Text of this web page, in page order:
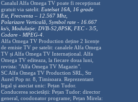
Canalul Alfa Omega TV poate fi recepționat
gratuit via satelit: Eutelsat 16A, 16 grade
Est, Frecventa – 12.567 Mhz,
Polarizare Verticală, Symbol rate - 16.667
ks/s, Modulație: DVB-S2,8PSK, FEC - 3/5,
Codare - MPEG-4.
Alfa Omega TV Production deține 2 licențe
de emisie TV pe satelit: canalele Alfa Omega
TV și Alfa Omega TV Internațional. Alfa
Omega TV editeaza, la fiecare doua luni,
revista: "Alfa Omega TV Magazin".
SC Alfa Omega TV Production SRL, Str
Aurel Pop nr. 8, Timisoara. Reprezentant
legal și asociat unic: Pețan Tudor.
Conducerea societății: Pețan Tudor: director
general, coodonator programe; Pețan Mirela: